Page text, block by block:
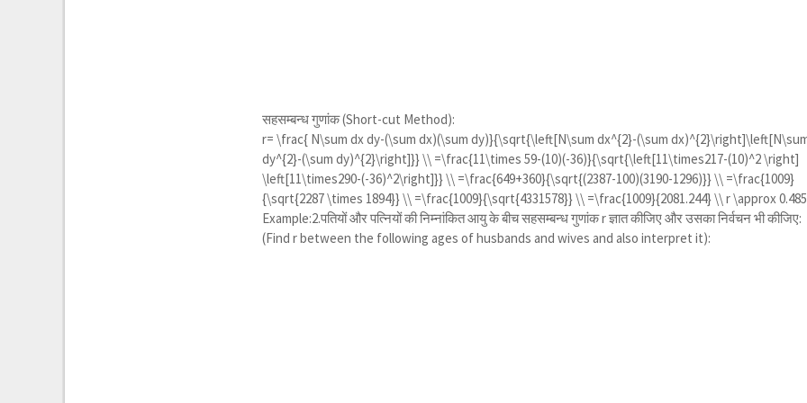
सहसम्बन्ध गुणांक (Short-cut Method):
r= \frac{ N\sum dx dy-(\sum dx)(\sum dy)}{\sqrt{\left[N\sum dx^{2}-(\sum
dy^{2}-(\sum dy)^{2}\right]}} \\ =\frac{11\times 59-(10)(-36)}{\sqrt{\left[11\times217-(10)^2 \right]
\left[11\times290-(-36)^2\right]}} \\ =\frac{649+360}{\sqrt{(2387-100)(3190-1296)}} \\ =\frac{1009}
{\sqrt{2287 \times 1894}} \\ =\frac{1009}{\sqrt{4331578}} \\ =\frac{1009}{2081.244} \\ r \approx 0.485
Example:2.पतियों और पत्नियों की निम्नांकित आयु के बीच सहसम्बन्ध गुणांक r ज्ञात कीजिए और उसका निर्वचन भी कीजिए:
(Find r between the following ages of husbands and wives and also interpret it):